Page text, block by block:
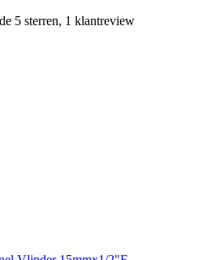
5 sterren, 1 klantreview